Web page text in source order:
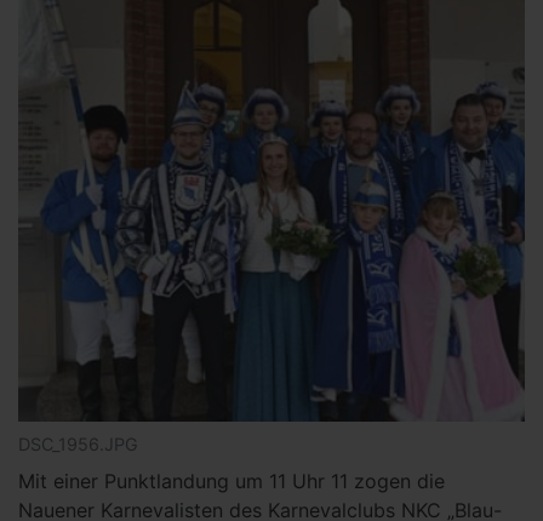
DSC_1956.JPG
Mit einer Punktlandung um 11 Uhr 11 zogen die
Nauener Karnevalisten des Karnevalclubs NKC „Blau-